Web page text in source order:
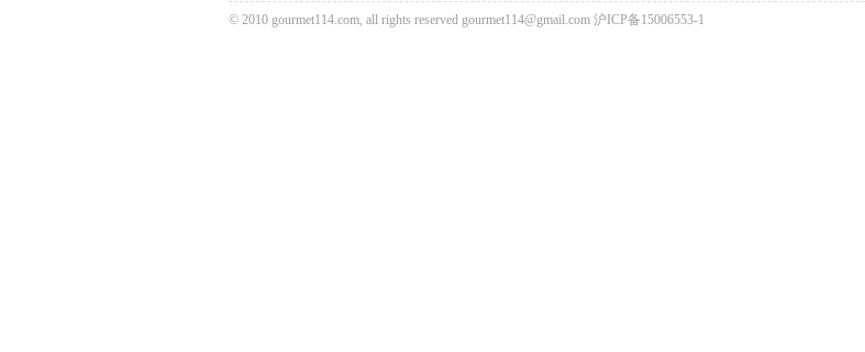
© 2010 gourmet114.com, all rights reserved gourmet114@gmail.com 沪ICP备15006553-1